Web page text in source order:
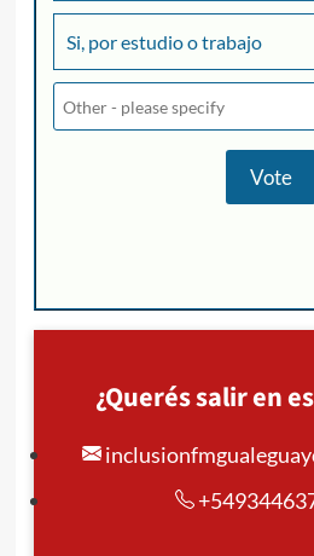
Si, por estudio o trabajo
¿Querés salir en